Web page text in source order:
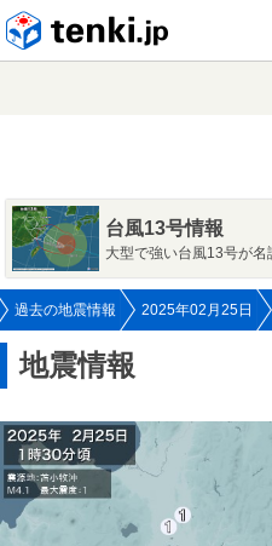
台風13号情報
大型で強い台風13号が
過去の地震情報 2025年02月25日
地震情報